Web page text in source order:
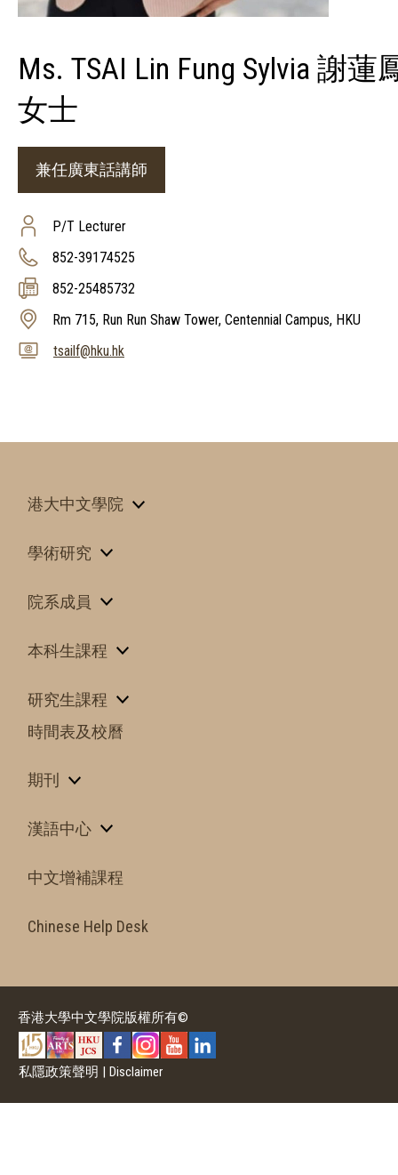
Ms. TSAI Lin Fung Sylvia 謝蓮
女士
兼任廣東話講師
P/T Lecturer
852-39174525
852-25485732
Rm 715, Run Run Shaw Tower, Centennial Campus, HKU
tsailf@hku.hk
港大中文學院
學術研究
院系成員
本科生課程
研究生課程
時間表及校曆
期刊
漢語中心
中文增補課程
Chinese Help Desk
香港大學中文學院版權所有©
私隱政策聲明 | Disclaimer